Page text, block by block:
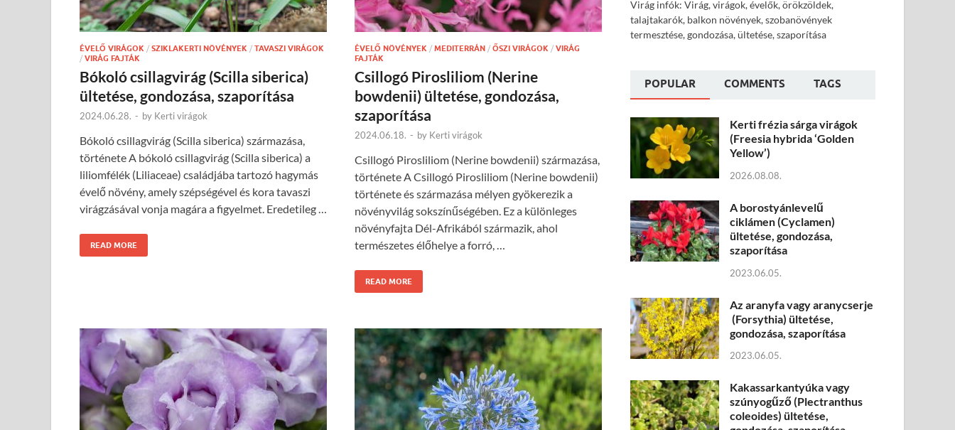
ÉVELŐ VIRÁGOK / SZIKLAKERTI NÖVÉNYEK / TAVASZI VIRÁGOK
/ VIRÁG FAJTÁK
Bókoló csillagvirág (Scilla siberica)
ültetése, gondozása, szaporítása
2024.06.28. - by Kerti virágok
Bókoló csillagvirág (Scilla siberica) származása,
története A bókoló csillagvirág (Scilla siberica) a
liliomfélék (Liliaceae) családjába tartozó hagymás
évelő növény, amely szépségével és kora tavaszi
virágzásával vonja magára a figyelmet. Eredetileg …
READ MORE
ÉVELŐ NÖVÉNYEK / MEDITERRÁN / ŐSZI VIRÁGOK / VIRÁG
FAJTÁK
Csillogó Pirosliliom (Nerine
bowdenii) ültetése, gondozása,
szaporítása
2024.06.18. - by Kerti virágok
Csillogó Pirosliliom (Nerine bowdenii) származása,
története A Csillogó Pirosliliom (Nerine bowdenii)
története és származása mélyen gyökerezik a
növényvilág sokszínűségében. Ez a különleges
növényfajta Dél-Afrikából származik, ahol
természetes élőhelye a forró, …
READ MORE
Virág infók: Virág, virágok, évelők, örökzöldek,
talajtakarók, balkon növények, szobanövények
termesztése, gondozása, ültetése, szaporítása
POPULAR COMMENTS TAGS
Kerti frézia sárga virágok
(Freesia hybrida ‘Golden
Yellow’)
2026.08.08.
A borostyánlevelű
ciklámen (Cyclamen)
ültetése, gondozása,
szaporítása
2023.06.05.
Az aranyfa vagy aranycserje
(Forsythia) ültetése,
gondozása, szaporítása
2023.06.05.
Kakassarkantyúka vagy
szúnyogűző (Plectranthus
coleoides) ültetése,